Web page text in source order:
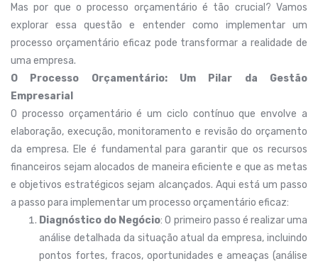
Mas por que o processo orçamentário é tão crucial? Vamos
explorar essa questão e entender como implementar um
processo orçamentário eficaz pode transformar a realidade de
uma empresa.
O Processo Orçamentário: Um Pilar da Gestão
Empresarial
O processo orçamentário é um ciclo contínuo que envolve a
elaboração, execução, monitoramento e revisão do orçamento
da empresa. Ele é fundamental para garantir que os recursos
financeiros sejam alocados de maneira eficiente e que as metas
e objetivos estratégicos sejam alcançados. Aqui está um passo
a passo para implementar um processo orçamentário eficaz:
Diagnóstico do Negócio: O primeiro passo é realizar uma
análise detalhada da situação atual da empresa, incluindo
pontos fortes, fracos, oportunidades e ameaças (análise